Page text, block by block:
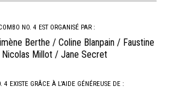
NO. 4 EST ORGANISÉ PAR :
Berthe / Coline Blanpain / Faustine
Millot / Jane Secret
4 EXISTE GRÂCE À L’AIDE GÉNÉREUSE DE :